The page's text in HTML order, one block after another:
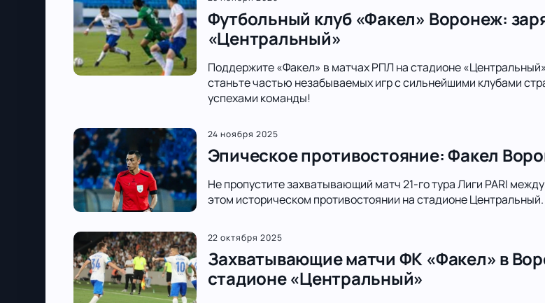
Футбольный клуб «Факел» Воронеж:
«Центральный»
Поддержите «Факел» в матчах РПЛ на стадионе
станьте частью незабываемых игр с сильнейшими клубами
успехами команды!
24 ноября 2025
Эпическое противостояние: Факел
Не пропустите захватывающий матч 21-го тура Лиги PARI
этом историческом противостоянии на стадионе
22 октября 2025
Захватывающие матчи ФК «Факел» в
стадионе «Центральный»